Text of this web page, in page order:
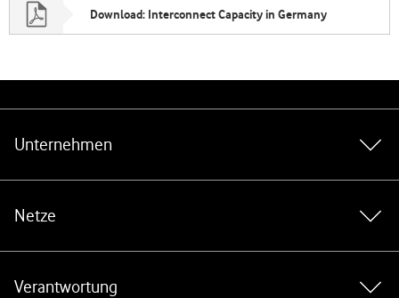
Download: Interconnect Capacity in Germany
Unternehmen
Netze
Verantwortung